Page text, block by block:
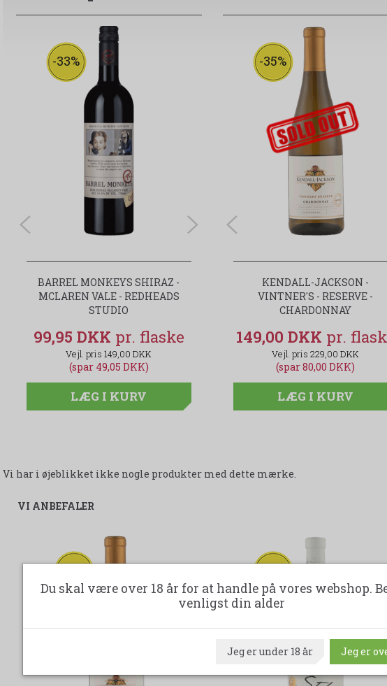
-33%
BARREL MONKEYS SHIRAZ -
MCLAREN VALE - REDHEADS
STUDIO
99,95 DKK
149,00 DKK
(spar 49,05 DKK)
LÆG I KURV
-23%
SARTORI MARANI - " DEN HVIDE
AMARONE " - ITALIEN
99,95 DKK
129,00 DKK
(spar 29,05 DKK)
LÆG I KURV
-35%
udsolgt-label
KENDALL-JACKSON -
VINTNER'S - RESERVE -
CHARDONNAY
149,00 DKK
229,00 DKK
(spar 80,00 DKK)
LÆG I KURV
Vi har i øjeblikket ikke nogle produkter med dette mærke.
VI ANBEFALER
Du skal være over 18 år for at handle på vores webshop.
venligst din alder
Jeg er under 18 år Jeg er